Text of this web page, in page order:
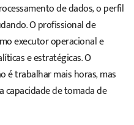
de dados, o perfil
O profissional de
executor operacional e
e estratégicas. O
é trabalhar mais horas, mas
capacidade de tomada de